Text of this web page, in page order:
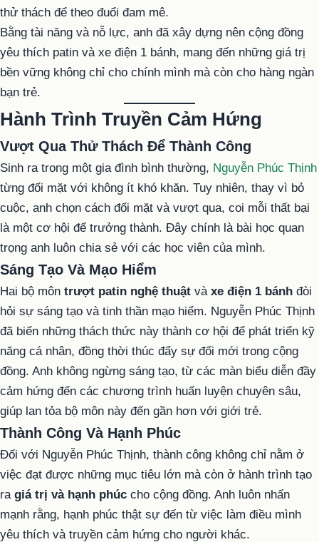
thử thách để theo đuổi đam mê.
Bằng tài năng và nỗ lực, anh đã xây dựng nên cộng đồng
yêu thích patin và xe điện 1 bánh, mang đến những giá trị
bền vững không chỉ cho chính mình mà còn cho hàng ngàn
bạn trẻ.
Hành Trình Truyền Cảm Hứng
Vượt Qua Thử Thách Để Thành Công
Sinh ra trong một gia đình bình thường, Nguyễn Phúc Thịnh
từng đối mặt với không ít khó khăn. Tuy nhiên, thay vì bỏ
cuộc, anh chọn cách đối mặt và vượt qua, coi mỗi thất bại
là một cơ hội để trưởng thành. Đây chính là bài học quan
trọng anh luôn chia sẻ với các học viên của mình.
Sáng Tạo Và Mạo Hiểm
Hai bộ môn trượt patin nghệ thuật và xe điện 1 bánh đòi
hỏi sự sáng tạo và tinh thần mạo hiểm. Nguyễn Phúc Thịnh
đã biến những thách thức này thành cơ hội để phát triển kỹ
năng cá nhân, đồng thời thúc đẩy sự đổi mới trong cộng
đồng. Anh không ngừng sáng tạo, từ các màn biểu diễn đầy
cảm hứng đến các chương trình huấn luyện chuyên sâu,
giúp lan tỏa bộ môn này đến gần hơn với giới trẻ.
Thành Công Và Hạnh Phúc
Đối với Nguyễn Phúc Thịnh, thành công không chỉ nằm ở
việc đạt được những mục tiêu lớn mà còn ở hành trình tạo
ra giá trị và hạnh phúc cho cộng đồng. Anh luôn nhấn
mạnh rằng, hạnh phúc thật sự đến từ việc làm điều mình
yêu thích và truyền cảm hứng cho người khác.